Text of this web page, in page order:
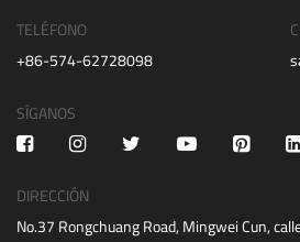
TELÉFONO
+86-574-62728098
SÍGANOS
DIRECCIÓN
No.37 Rongchuang Road, Mingwei Cun,